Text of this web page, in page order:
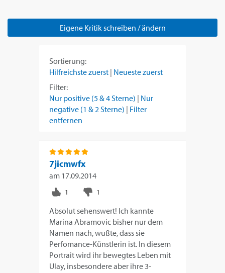
Eigene Kritik schreiben / ändern
Sortierung:
Hilfreichste zuerst | Neueste zuerst
Filter:
Nur positive (5 & 4 Sterne) | Nur
negative (1 & 2 Sterne) | Filter
entfernen
7jicmwfx
am 17.09.2014
Absolut sehenswert! Ich kannte
Marina Abramovic bisher nur dem
Namen nach, wußte, dass sie
Perfomance-Künstlerin ist. In diesem
Portrait wird ihr bewegtes Leben mit
Ulay, insbesondere aber ihre 3-